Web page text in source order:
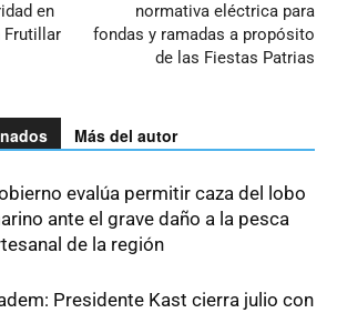
en
Frutillar
normativa eléctrica para
fondas y ramadas a propósito
de las Fiestas Patrias
Más del autor
evalúa permitir caza del lobo
ante el grave daño a la pesca
de la región
Presidente Kast cierra julio con